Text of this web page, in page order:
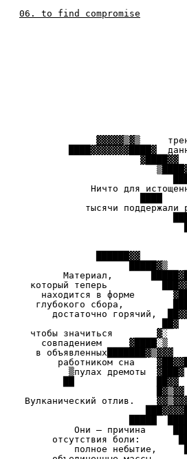
06. to find compromise
██ Доступ,
Случайный
Правильная
▓▓▓▓▓▒▓▒
████▓▓
Ничто для
████ █▓░
тысячи поддержали
███
███
▓████▓
▓██▓ ▒▓██▓▓
██████▓▓
█████▓▒
Материал,
который теперь ███▓▓
находится в форме
глубокого сбора,
достаточно
██▓ ▓▓▓██▓
чтобы значиться
совпадением
в
работником сна
▒пулах дремоты
██ ██▓▓ ░▓█▓
█▓▒▓▓ ▓▓██▒
Вулканический отлив.
███▓▓▓▓████▓▓
█████ ██████▓▒
Они — причина
отсутствия боли:
полное небытие,